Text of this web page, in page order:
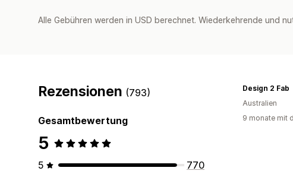
Alle Gebühren werden in USD berechnet. Wiederkehrende und
Rezensionen (793)
Gesamtbewertung
5
5
770
Design 2 Fab
Australien
9 monate mit